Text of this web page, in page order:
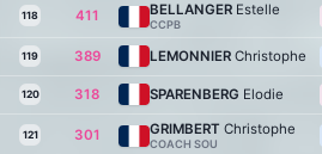
118 411 BELLANGER Estelle
CCPB
119 389 LEMONNIER Christophe
120 318 SPARENBERG Elodie
121 301 GRIMBERT Christophe
COACH SOU